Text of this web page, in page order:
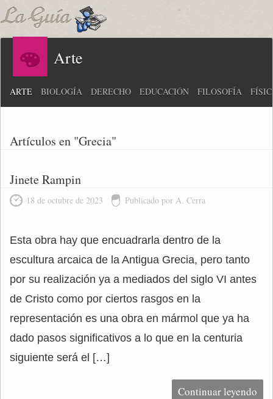
Arte
ARTE BIOLOGÍA DERECHO EDUCACIÓN FILOSOFÍA
Artículos en "Grecia"
Jinete Rampin
18 de octubre de 2023 Publicado por A. Cerra
Esta obra hay que encuadrarla dentro de la
escultura arcaica de la Antigua Grecia, pero tanto
por su realización ya a mediados del siglo VI antes
de Cristo como por ciertos rasgos en la
representación es una obra en mármol que ya ha
dado pasos significativos a lo que en la centuria
siguiente será el […]
Continuar leyendo